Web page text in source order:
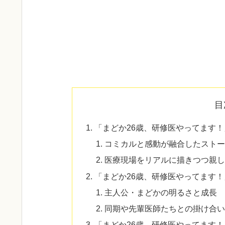
「まどか26歳、研修医やってます
コミカルと感動が融合したスト
医療現場をリアルに描きつつ親
「まどか26歳、研修医やってます
主人公・まどかの明るさと成長
同期や先輩医師たちとの掛け合い